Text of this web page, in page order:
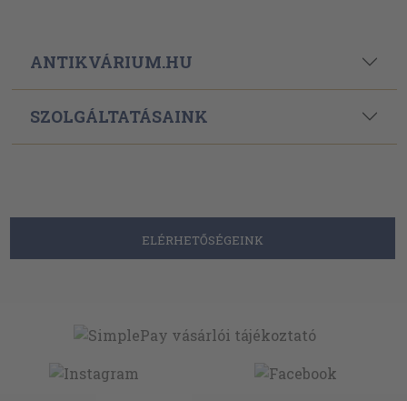
ANTIKVÁRIUM.HU
SZOLGÁLTATÁSAINK
ELÉRHETŐSÉGEINK